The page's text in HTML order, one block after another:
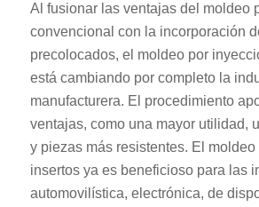
Al fusionar las ventajas del moldeo
convencional con la incorporación
precolocados, el moldeo por
está cambiando por completo la
manufacturera. El procedimiento
ventajas, como una mayor utilidad,
y piezas más resistentes. El
insertos ya es beneficioso para las
automovilística, electrónica, de